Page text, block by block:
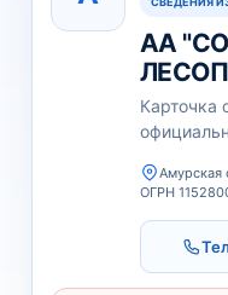
АА
Карточка
Амурская
ОГРН